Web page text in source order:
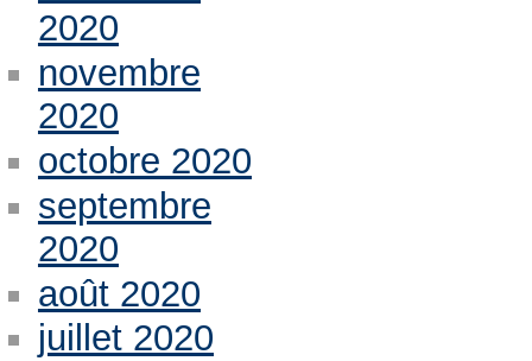
2020
novembre
2020
octobre 2020
septembre
2020
août 2020
juillet 2020